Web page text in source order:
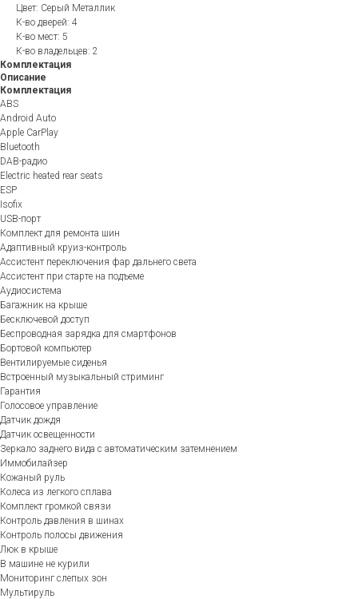
Цвет: Серый Металлик
К-во дверей: 4
К-во мест: 5
К-во владельцев: 2
Комплектация
Описание
Комплектация
ABS
Android Auto
Apple CarPlay
Bluetooth
DAB-радио
Electric heated rear seats
ESP
Isofix
USB-порт
Комплект для ремонта шин
Адаптивный круиз-контроль
Ассистент переключения фар дальнего света
Ассистент при старте на подъеме
Аудиосистема
Багажник на крыше
Бесключевой доступ
Беспроводная зарядка для смартфонов
Бортовой компьютер
Вентилируемые сиденья
Встроенный музыкальный стриминг
Гарантия
Голосовое управление
Датчик дождя
Датчик освещенности
Зеркало заднего вида с автоматическим затемнением
Иммобилайзер
Кожаный руль
Колеса из легкого сплава
Комплект громкой связи
Контроль давления в шинах
Контроль полосы движения
Люк в крыше
В машине не курили
Мониторинг слепых зон
Мультируль